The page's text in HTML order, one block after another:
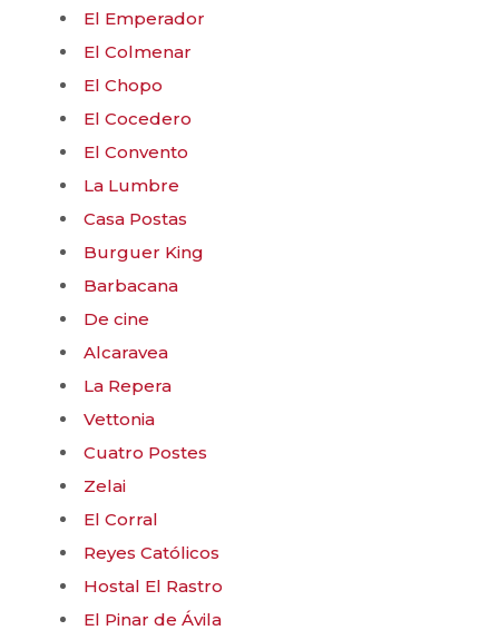
El Emperador
El Colmenar
El Chopo
El Cocedero
El Convento
La Lumbre
Casa Postas
Burguer King
Barbacana
De cine
Alcaravea
La Repera
Vettonia
Cuatro Postes
Zelai
El Corral
Reyes Católicos
Hostal El Rastro
El Pinar de Ávila